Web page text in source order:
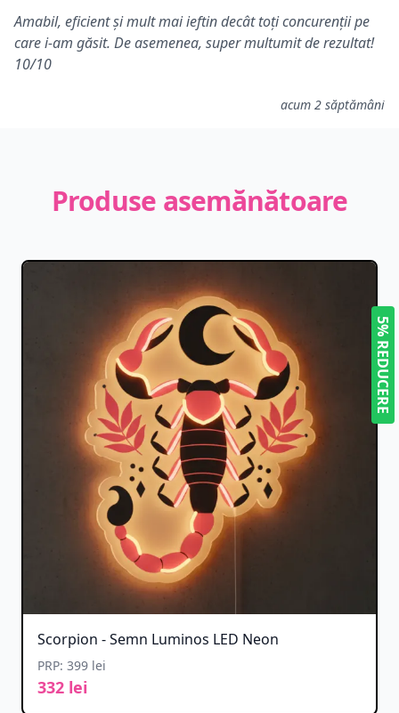
Amabil, eficient și mult mai ieftin decât toți concurenții pe
care i-am găsit. De asemenea, super multumit de rezultat!
10/10
acum 2 săptămâni
Produse asemănătoare
Scorpion - Semn Luminos LED Neon
PRP: 399 lei
332 lei
5% REDUCERE